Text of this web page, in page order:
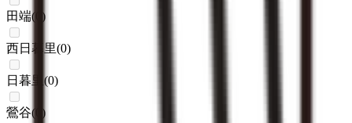
田端( )
西日暮里(0)
日暮里 (0)
鶯谷( )